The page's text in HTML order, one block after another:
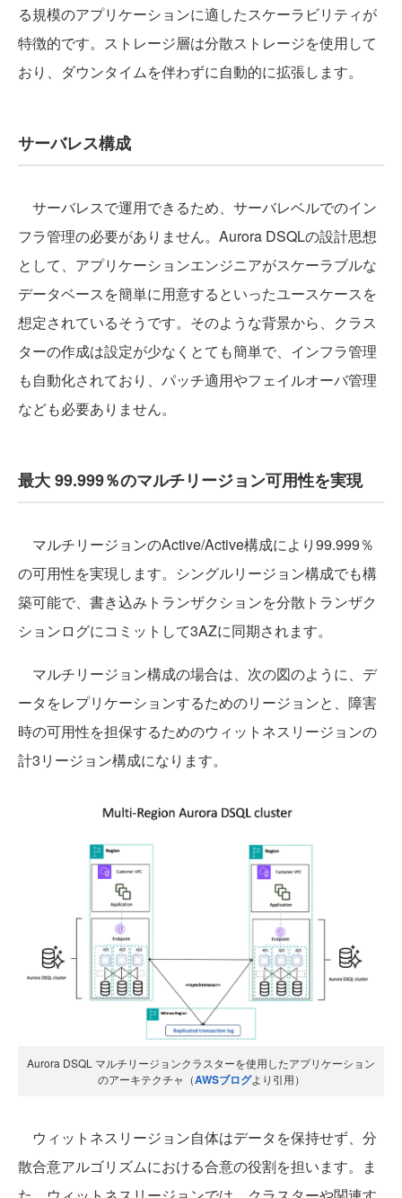
る規模のアプリケーションに適したスケーラビリティが
特徴的です。ストレージ層は分散ストレージを使用して
おり、ダウンタイムを伴わずに自動的に拡張します。
サーバレス構成
サーバレスで運用できるため、サーバレベルでのイン
フラ管理の必要がありません。Aurora DSQLの設計思想
として、アプリケーションエンジニアがスケーラブルな
データベースを簡単に用意するといったユースケースを
想定されているそうです。そのような背景から、クラス
ターの作成は設定が少なくとても簡単で、インフラ管理
も自動化されており、パッチ適用やフェイルオーバ管理
なども必要ありません。
最大 99.999％のマルチリージョン可用性を実現
マルチリージョンのActive/Active構成により99.999％
の可用性を実現します。シングルリージョン構成でも構
築可能で、書き込みトランザクションを分散トランザク
ションログにコミットして3AZに同期されます。
マルチリージョン構成の場合は、次の図のように、デ
ータをレプリケーションするためのリージョンと、障害
時の可用性を担保するためのウィットネスリージョンの
計3リージョン構成になります。
Aurora DSQL マルチリージョンクラスターを使用したアプリケーション
のアーキテクチャ（AWSブログより引用）
ウィットネスリージョン自体はデータを保持せず、分
散合意アルゴリズムにおける合意の役割を担います。ま